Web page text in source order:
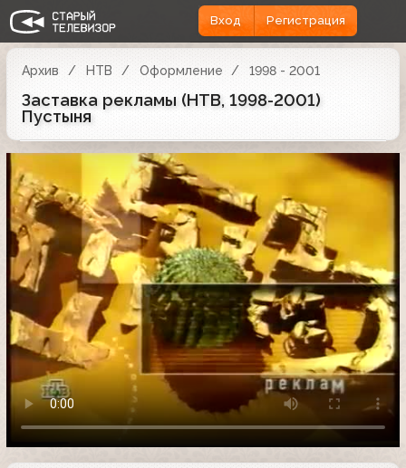
Вход Регистрация
Архив НТВ Оформление 1998 - 2001
Заставка рекламы (НТВ, 1998-2001)
Пустыня